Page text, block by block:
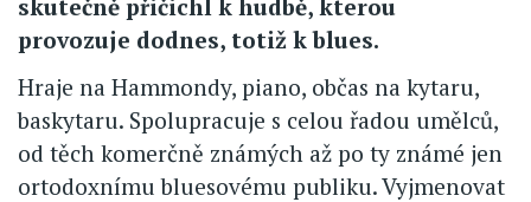
skutečně přičichl k hudbě, kterou
provozuje dodnes, totiž k blues.
Hraje na Hammondy, piano, občas na kytaru,
baskytaru. Spolupracuje s celou řadou umělců,
od těch komerčně známých až po ty známé jen
ortodoxnímu bluesovému publiku. Vyjmenovat